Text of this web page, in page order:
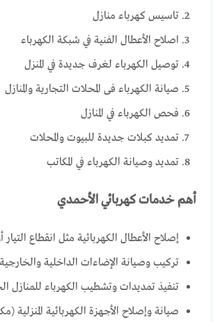
تاسيس كهرباء منازل
اصلاح الأعطال الفنية في شبكة الكهرباء
توصيل الكهرباء لغرف جديدة في المنزل
صيانة الكهرباء فى المحلات التجارية والمنازل
فحص الكهرباء في المنازل
تمديد كبلات جديدة للبيوت والمحلات
تمديد وصيانة الكهرباء في المكاتب
أهم خدمات كهربائي الأحمدي
إصلاح الأعطال الكهربائية مثل انقطاع
تركيب وصيانة الإضاءات الداخلية
تنفيذ تمديدات وتشطيب الكهرباء للمنازل
صيانة وإصلاح الأجهزة الكهربائية المنزلية